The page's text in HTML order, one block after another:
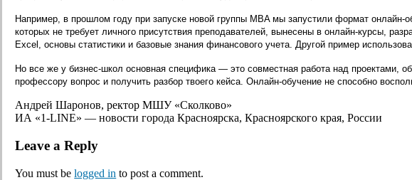
Например, в прошлом году при запуске новой группы MBA мы запустили формат
которых не требует личного присутствия преподавателей, вынесены в онлайн-курсы,
Excel, основы статистики и базовые знания финансового учета. Другой пример
Но все же у бизнес-школ основная специфика — это совместная работа над проектами,
профессору вопрос и получить разбор твоего кейса. Онлайн-обучение не способно
Андрей Шаронов, ректор МШУ «Сколково»
ИА «1-LINE» — новости города Красноярска, Красноярского края, России
Leave a Reply
You must belogged in to post a comment.